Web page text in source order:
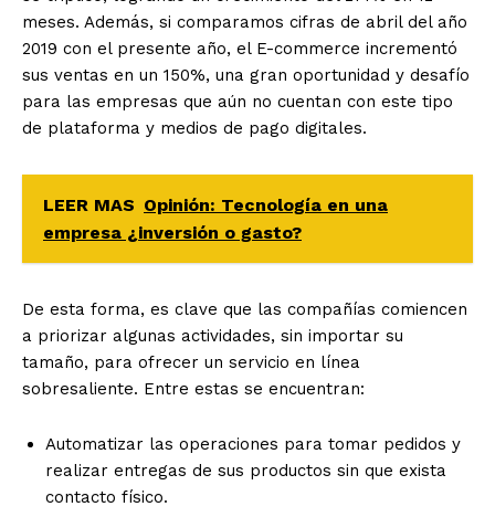
meses. Además, si comparamos cifras de abril del año
2019 con el presente año, el E-commerce incrementó
sus ventas en un 150%, una gran oportunidad y desafío
para las empresas que aún no cuentan con este tipo
de plataforma y medios de pago digitales.
LEER MAS Opinión: Tecnología en una
empresa ¿inversión o gasto?
De esta forma, es clave que las compañías comiencen
a priorizar algunas actividades, sin importar su
tamaño, para ofrecer un servicio en línea
sobresaliente. Entre estas se encuentran:
Automatizar las operaciones para tomar pedidos y
realizar entregas de sus productos sin que exista
contacto físico.